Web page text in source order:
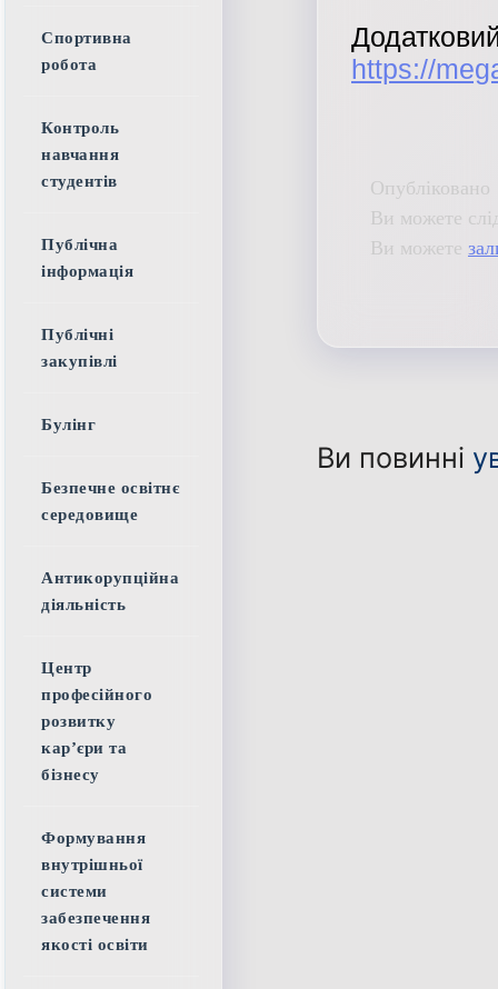
https://
Ви можете
Ви можете
Ви повинні
Спортивна
робота
Контроль
навчання
студентів
Публічна
інформація
Публічні
закупівлі
Булінг
Безпечне освітнє
середовище
Антикорупційна
діяльність
Центр
професійного
розвитку
кар’єри та
бізнесу
Формування
внутрішньої
системи
забезпечення
якості освіти